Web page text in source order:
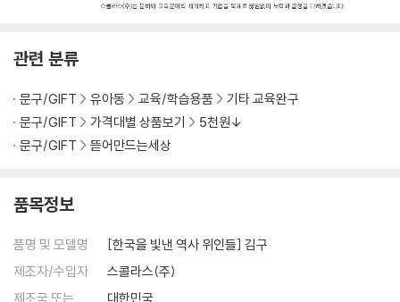
관련 분류
문구/GIFT 유아동 교육/학습용품
기타 교육완구
문구/GIFT
가격대별 상품보기
5천원↓
문구/GIFT
뜯어만드는세상
품목정보
품명 및 모델명
[한국을 빛낸 역사 위인들] 김구
제조자/수입자
스콜라스(주)
제조국 또는
대한민국